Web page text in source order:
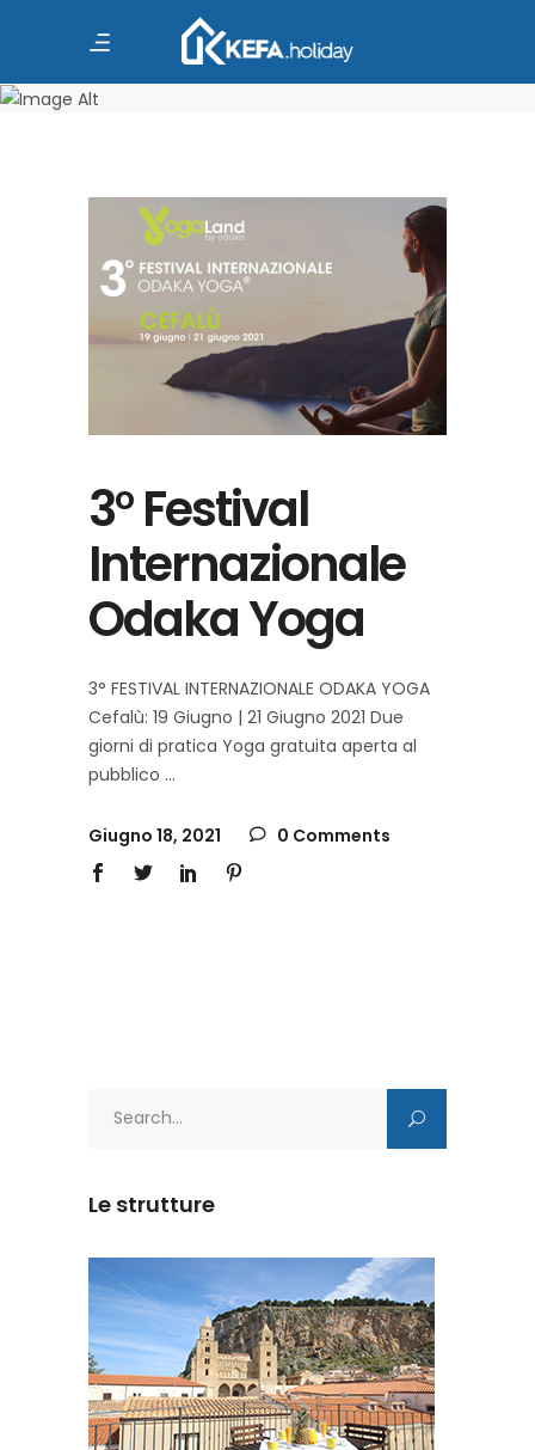
Odaka
3° Festival
Internazionale
Odaka Yoga
3° FESTIVAL INTERNAZIONALE ODAKA YOGA
Cefalù: 19 Giugno | 21 Giugno 2021 Due
giorni di pratica Yoga gratuita aperta al
pubblico
Giugno 18, 2021 0 Comments
Le strutture